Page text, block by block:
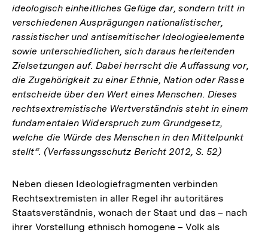
ideologisch einheitliches Gefüge dar, sondern tritt in
verschiedenen Ausprägungen nationalistischer,
rassistischer und antisemitischer Ideologieelemente
sowie unterschiedlichen, sich daraus herleitenden
Zielsetzungen auf. Dabei herrscht die Auffassung vor,
die Zugehörigkeit zu einer Ethnie, Nation oder Rasse
entscheide über den Wert eines Menschen. Dieses
rechtsextremistische Wertverständnis steht in einem
fundamentalen Widerspruch zum Grundgesetz,
welche die Würde des Menschen in den Mittelpunkt
stellt“. (Verfassungsschutz Bericht 2012, S. 52)
Neben diesen Ideologiefragmenten verbinden
Rechtsextremisten in aller Regel ihr autoritäres
Staatsverständnis, wonach der Staat und das – nach
ihrer Vorstellung ethnisch homogene – Volk als